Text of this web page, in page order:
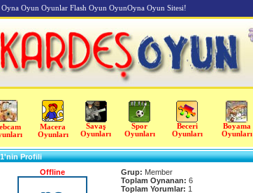
Oyun Oyunlar Flash Oyun OyunOyna Oyun Sitesi!
Macera
Oyunları
Savaş
Oyunları
Spor
Oyunları
Beceri
Oyunları
Boyama
Oyunları
Profili
Offline
Grup: Member
Toplam Oynanan: 6
Toplam Yorumlar: 1